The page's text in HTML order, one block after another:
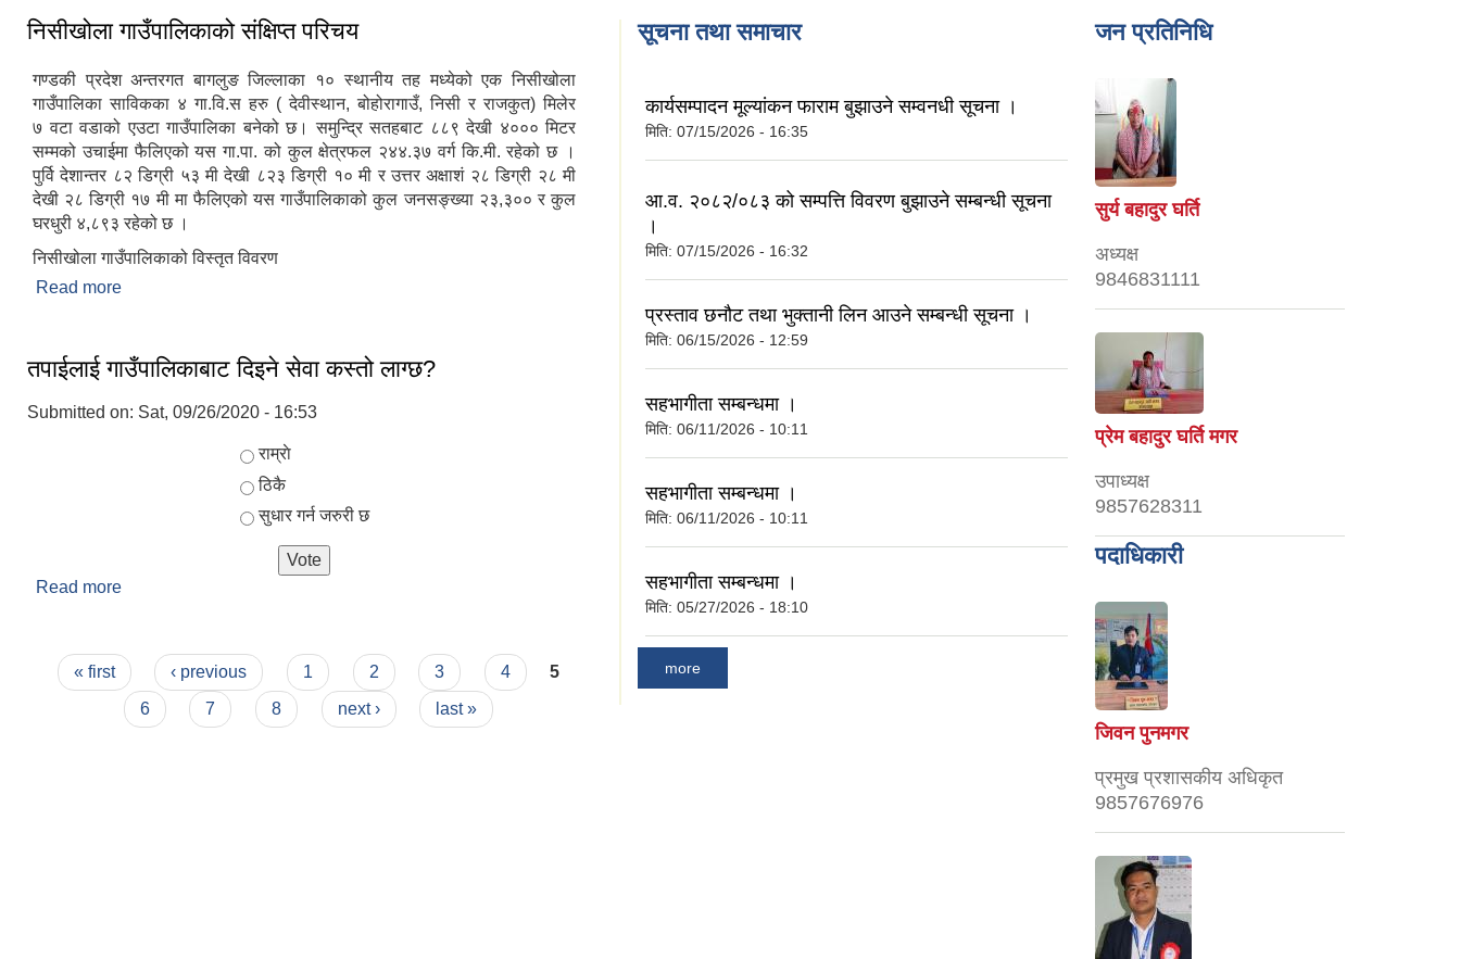
निसीखोला गाउँपालिकाको संक्षिप्त परिचय
गण्डकी प्रदेश अन्तरगत बागलुङ जिल्लाका १० स्थानीय तह मध्येको एक निसीखोला
गाउँपालिका साविकका ४ गा.वि.स हरु ( देवीस्थान, बोहोरागाउँ, निसी र राजकुत) मिलेर
७ वटा वडाको एउटा गाउँपालिका बनेको छ। समुन्द्रि सतहबाट ८८९ देखी ४००० मिटर
सम्मको उचाईमा फैलिएको यस गा.पा. को कुल क्षेत्रफल २४४.३७ वर्ग कि.मी. रहेको छ ।
पुर्वि देशान्तर ८२‍‌ डिग्री ५३ मी देखी ८२‍३ डिग्री १० मी र उत्तर अक्षाश‌ं २‍‌८ डिग्री २८ मी
देखी २८ डिग्री १७ मी मा फैलिएको यस गाउँपालिकाको कुल जनसङ्ख्या २३,३०० र कुल
घरधुरी ४,८९३ रहेको छ ।
निसीखोला गाउँपालिकाको विस्तृत विवरण
Read more
तपाईलाई गाउँपालिकाबाट दिइने सेवा कस्तो लाग्छ?
Submitted on: Sat, 09/26/2020 - 16:53
Choices
राम्राे
ठिकै
सुधार गर्न जरुरी छ
Read more
Pages
« first ‹ previous 1 2 3 4
5
6
7 8 next › last »
सूचना तथा समाचार
कार्यसम्पादन मूल्यांकन फाराम बुझाउने सम्वनधी सूचना ।
मिति: 07/15/2026 - 16:35
आ.व. २०८२/०८३ को सम्पत्ति विवरण बुझाउने सम्बन्धी सूचना
।
मिति: 07/15/2026 - 16:32
प्रस्ताव छनौट तथा भुक्तानी लिन आउने सम्बन्धी सूचना ।
मिति: 06/15/2026 - 12:59
सहभागीता सम्बन्धमा ।
मिति: 06/11/2026 - 10:11
सहभागीता सम्बन्धमा ।
मिति: 06/11/2026 - 10:11
सहभागीता सम्बन्धमा ।
मिति: 05/27/2026 - 18:10
more
जन प्रतिनिधि
सुर्य बहादुर घर्ति
अध्यक्ष
9846831111
प्रेम बहादुर घर्ति मगर
उपाध्यक्ष
9857628311
पदाधिकारी
जिवन पुनमगर
प्रमुख प्रशासकीय अधिकृत
9857676976